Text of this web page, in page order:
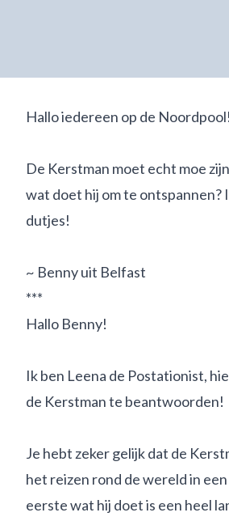
Hallo iedereen op de Noordpool!
De Kerstman moet echt moe
wat doet hij om te ontspannen?
dutjes!
~ Benny uit Belfast
***
Hallo Benny!
Ik ben Leena de Postationist,
de Kerstman te beantwoorden!
Je hebt zeker gelijk dat de
het reizen rond de wereld in
eerste wat hij doet is een heel